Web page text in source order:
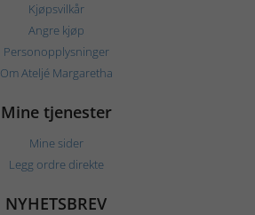
Kjøpsvilkår
Angre kjøp
Personopplysninger
Om Ateljé Margaretha
Mine tjenester
Mine sider
Legg ordre direkte
NYHETSBREV